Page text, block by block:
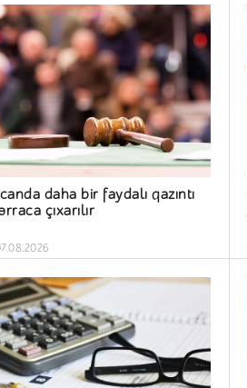
daha bir faydalı qazıntı
çıxarılır